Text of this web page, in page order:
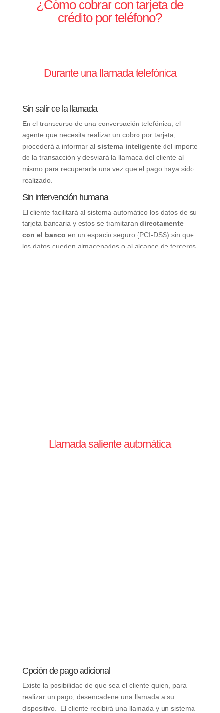
¿Cómo cobrar con tarjeta de
crédito por teléfono?
Durante una llamada telefónica
Sin salir de la llamada
En el transcurso de una conversación telefónica, el
agente que necesita realizar un cobro por tarjeta,
procederá a informar alsistema inteligentedel importe
de la transacción y desviará la llamada del cliente al
mismo para recuperarla una vez que el pago haya sido
realizado.
Sin intervención humana
El cliente facilitará al sistema automático los datos de su
tarjeta bancaria y estos se tramitaran directamente
con el banco en un espacio seguro (PCI-DSS) sin que
los datos queden almacenados o al alcance de terceros.
Llamada saliente automática
Opción de pago adicional
Existe la posibilidad de que sea el cliente quien, para
realizar un pago, desencadene una llamada a su
dispositivo. El cliente recibirá una llamada y un sistema